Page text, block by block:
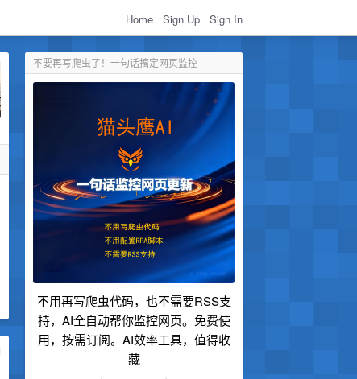
Home Sign Up Sign In
不要再写爬虫了！一句话搞定网页监控
不用再写爬虫代码，也不需要RSS支
持，AI全自动帮你监控网页。免费使
用，按需订阅。AI效率工具，值得收
藏